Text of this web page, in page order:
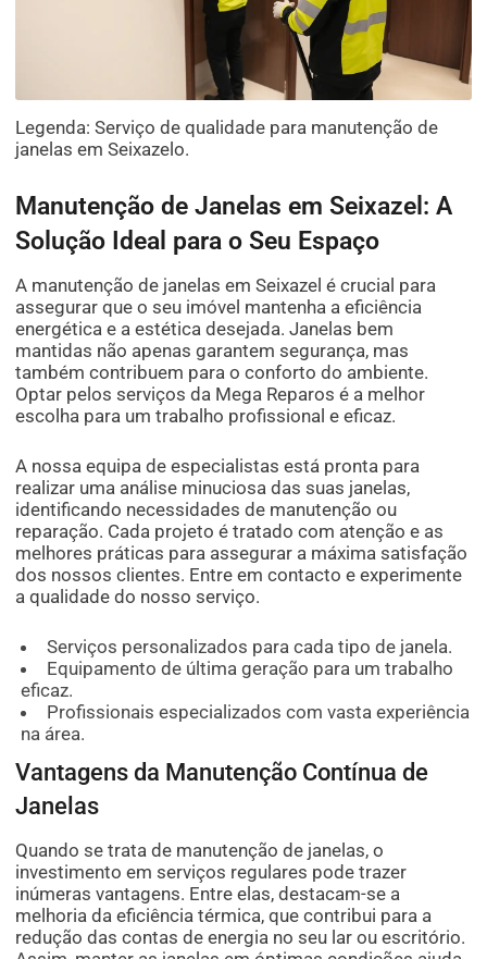
Legenda: Serviço de qualidade para manutenção de
janelas em Seixazelo.
Manutenção de Janelas em Seixazel: A
Solução Ideal para o Seu Espaço
A manutenção de janelas em Seixazel é crucial para
assegurar que o seu imóvel mantenha a eficiência
energética e a estética desejada. Janelas bem
mantidas não apenas garantem segurança, mas
também contribuem para o conforto do ambiente.
Optar pelos serviços da Mega Reparos é a melhor
escolha para um trabalho profissional e eficaz.
A nossa equipa de especialistas está pronta para
realizar uma análise minuciosa das suas janelas,
identificando necessidades de manutenção ou
reparação. Cada projeto é tratado com atenção e as
melhores práticas para assegurar a máxima satisfação
dos nossos clientes. Entre em contacto e experimente
a qualidade do nosso serviço.
Serviços personalizados para cada tipo de janela.
Equipamento de última geração para um trabalho
eficaz.
Profissionais especializados com vasta experiência
na área.
Vantagens da Manutenção Contínua de
Janelas
Quando se trata de manutenção de janelas, o
investimento em serviços regulares pode trazer
inúmeras vantagens. Entre elas, destacam-se a
melhoria da eficiência térmica, que contribui para a
redução das contas de energia no seu lar ou escritório.